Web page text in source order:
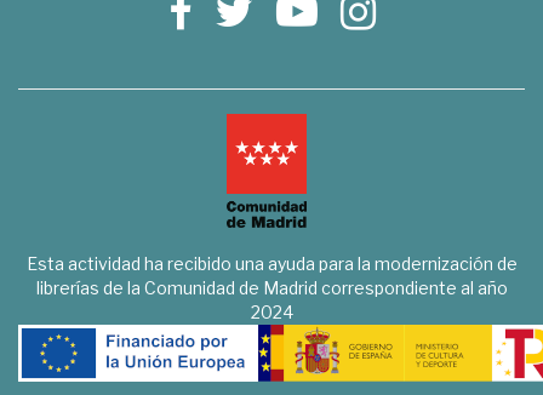
Esta actividad ha recibido una ayuda para la modernización de
librerías de la Comunidad de Madrid correspondiente al año
2024